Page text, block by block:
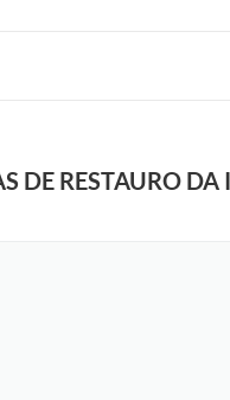
DE RESTAURO DA